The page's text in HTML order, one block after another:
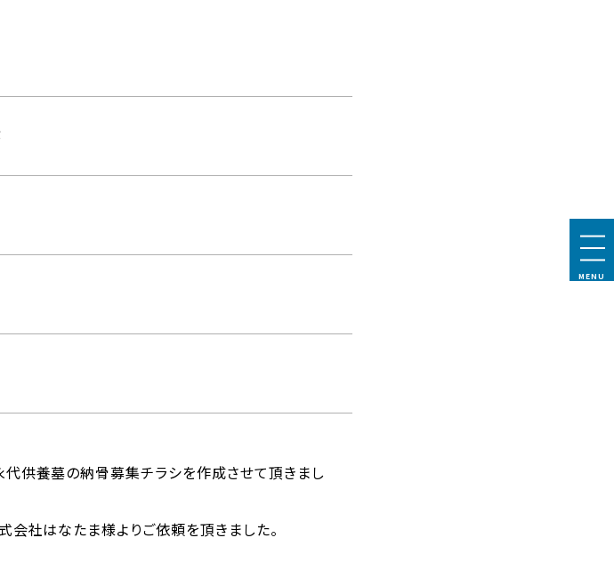
供養墓の納骨募集チラシを作成させて頂きまし
社はなたま様よりご依頼を頂きました。
MENU